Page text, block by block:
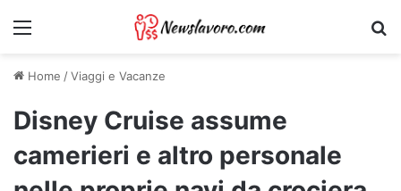
Menu
Home /Viaggi e Vacanze
Disney Cruise assume
camerieri e altro personale